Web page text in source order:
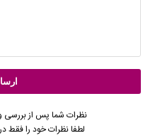
نظرات شما پس از بررسی
لطفا نظرات خود را فقط